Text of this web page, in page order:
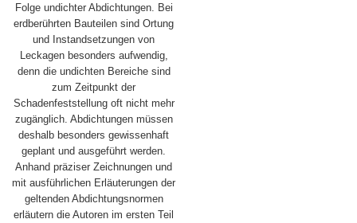
Folge undichter Abdichtungen. Bei
erdberührten Bauteilen sind Ortung
und Instandsetzungen von
Leckagen besonders aufwendig,
denn die undichten Bereiche sind
zum Zeitpunkt der
Schadenfeststellung oft nicht mehr
zugänglich. Abdichtungen müssen
deshalb besonders gewissenhaft
geplant und ausgeführt werden.
Anhand präziser Zeichnungen und
mit ausführlichen Erläuterungen der
geltenden Abdichtungsnormen
erläutern die Autoren im ersten Teil